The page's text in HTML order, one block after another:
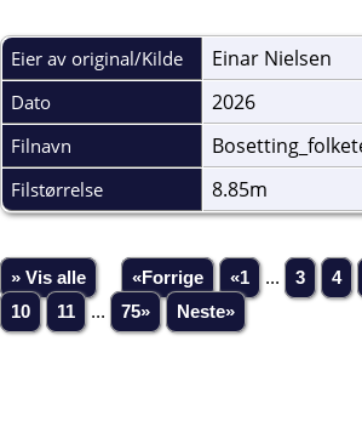
Eier av original/Kilde Einar Nielsen
Dato 2026
Filnavn
Filstørrelse 8.85m
» Vis alle «Forrige «1 ... 3 4
10
11 ... 75» Neste»